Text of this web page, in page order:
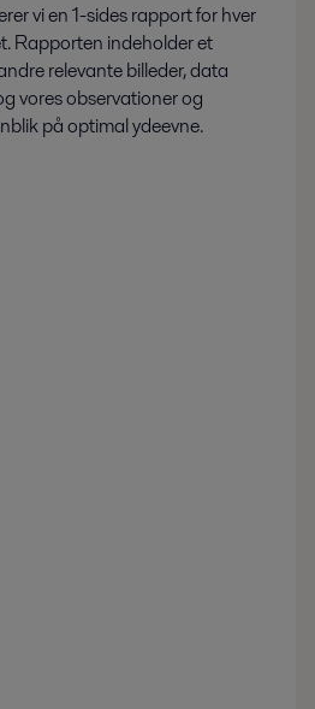
vi en 1-sides rapport for hver
Rapporten indeholder et
relevante billeder, data
vores observationer og
på optimal ydeevne.